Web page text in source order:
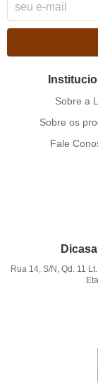
Sobre a
Sobre os
Fale
Rua 14, S/N, Qd. 11